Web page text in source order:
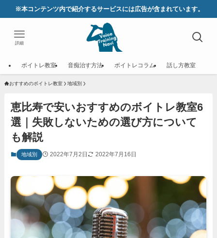
※本コンテンツ内で紹介するサービスには広告が含まれています。
詳細
ボイトレ教室 音痴治す方法 ボイトレコラム 話し方教室
おすすめのボイトレ教室 地域別
恵比寿で安いおすすめのボイトレ教室6
選｜失敗しないための選び方について
も解説
地域別 2022年7月2日 2022年7月16日